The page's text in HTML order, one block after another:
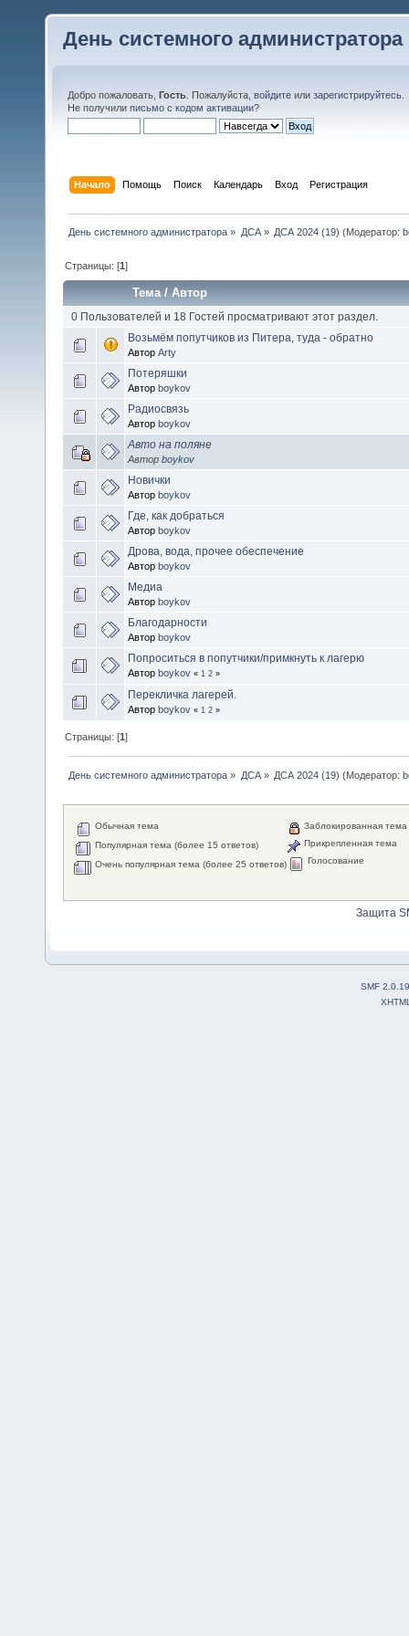
День системного администратора
Добро пожаловать, Гость . Пожалуйста, войдите или зарегистрируйтесь
Не получили письмо с кодом активации?
Начало Помощь Поиск Календарь Вход Регистрация
День системного администратора » ДСА» ДСА 2024 (19) (Модератор:
Страницы: [1]
Тема/Автор
0 Пользователей и 18 Гостей просматривают этот раздел.
Возьмём попутчиков из Питера, туда - обратно
Автор Arty
Потеряшки
Автор boykov
Радиосвязь
Автор boykov
Авто на поляне
Автор boykov
Новички
Автор boykov
Где, как добраться
Автор boykov
Дрова, вода, прочее обеспечение
Автор boykov
Медиа
Автор boykov
Благодарности
Автор boykov
Попроситься в попутчики/примкнуть к лагерю
Автор boykov « 1 2 »
Перекличка лагерей.
Автор boykov « 1 2 »
Страницы: [1]
День системного администратора » ДСА» ДСА 2024 (19) (Модератор:
Обычная тема
Популярная тема (более 15 ответов)
Очень популярная тема (более 25 ответов)
Заблокированная тема
Прикрепленная тема
Голосование
Защита
SMF 2.0.19